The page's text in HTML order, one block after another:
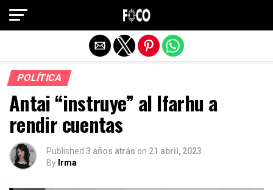
POLÍTICA
Antai “instruye” al Ifarhu a
rendir cuentas
Published 3 años atrás on 21 abril, 2023
By Irma
Salir de la versión móvil